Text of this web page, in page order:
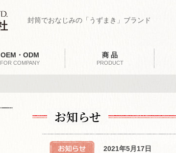
封筒でおなじみの「うずまき」ブランド
OEM・ODM
FOR COMPANY
商 品
PRODUCT
お知らせ
2021年5月17日